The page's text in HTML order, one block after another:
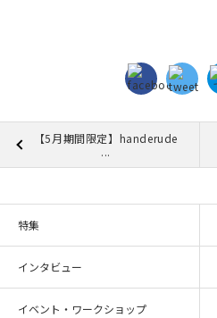
【5月期間限定】handerude
...
特集
インタビュー
イベント・ワークショップ